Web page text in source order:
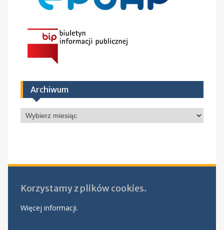
Archiwum
Archiwum
Korzystamy z plików cookies.
Więcej informacji.